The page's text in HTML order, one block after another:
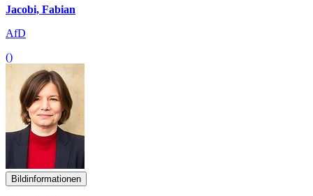
Jacobi, Fabian
AfD
()
Bildinformationen